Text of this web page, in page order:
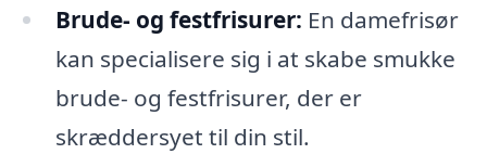
Brude- og festfrisurer: En damefrisør
kan specialisere sig i at skabe smukke
brude- og festfrisurer, der er
skræddersyet til din stil.